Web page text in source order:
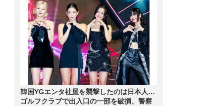
韓国YGエンタ社屋を襲撃したのは日本人…
ゴルフクラブで出入口の一部を破損、警察